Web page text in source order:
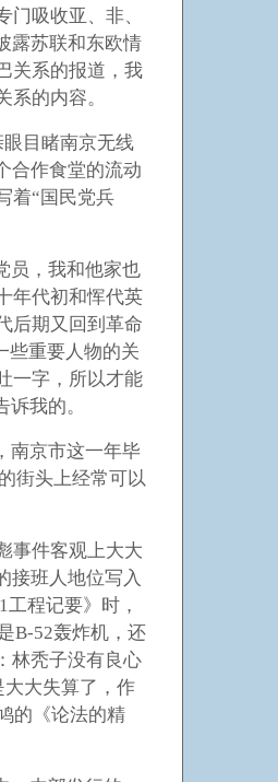
吸收亚、非、
露苏联和东欧情
关系的报道，我
的内容。
目睹南京无线
合作食堂的流动
着“国民党兵
员，我和他家也
年代初和恽代英
后期又回到革命
些重要人物的关
一字，所以才能
我的。
南京市这一年毕
街头上经常可以
事件客观上大大
接班人地位写入
程记要》时，
B-52轰炸机，还
林秃子没有良心
大失算了，作
的《论法的精